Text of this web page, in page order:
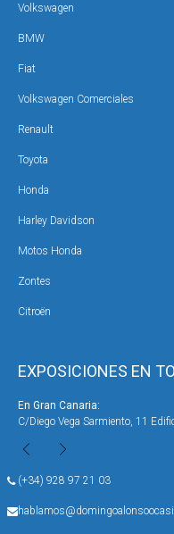
EXPOSICIONES EN
En Gran Canaria:
C/Diego Vega Sarmiento, 11
(+34) 928 97 21 03
Volkswagen
BMW
Fiat
Volkswagen Comerciales
Renault
Toyota
Honda
Harley Davidson
Motos Honda
Zontes
Citroën